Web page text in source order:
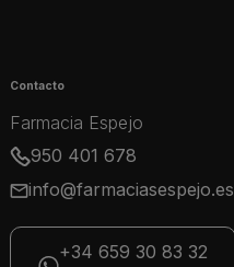
Contacto
Farmacia Espejo
950 401 678
info@farmaciasespejo.es
+34 659 30 83 32